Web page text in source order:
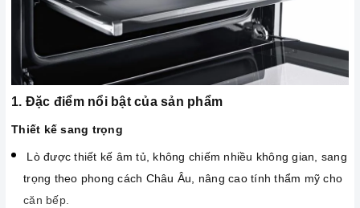
1. Đặc điểm nổi bật của sản phẩm
Thiết kế sang trọng
Lò được thiết kế âm tủ, không chiếm nhiều không gian, sang
trọng theo phong cách Châu Âu, nâng cao tính thẩm mỹ cho
căn bếp.